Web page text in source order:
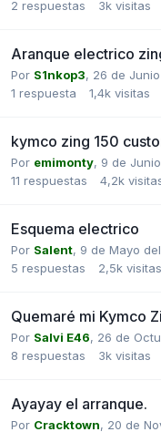
2 respuestas 3k visitas
Aranque electrico
Por S1nkop3, 26 de
1 respuesta 1,4k visitas
kymco zing 150
Por emimonty, 9 de
11 respuestas 4,2k
Esquema electrico
Por Salent, 9 de Mayo
5 respuestas 2,5k visitas
Quemaré mi Kymco
Por Salvi E46, 26 de
8 respuestas 3k visitas
Ayayay el arranque.
Por Cracktown, 20 de